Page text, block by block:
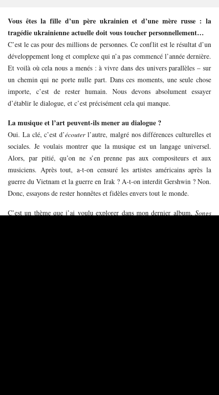
Vous êtes la fille d’un père ukrainien et d’une mère russe : la
tragédie ukrainienne actuelle doit vous toucher personnellement…
C’est le cas pour des millions de personnes. Ce conflit est le résultat d’un
développement long et complexe qui n’a pas commencé l’année dernière.
Et voilà où cela nous a menés : à vivre dans des univers parallèles – sur
un chemin qui ne porte nulle part. Dans ces moments, une seule chose
importe, c’est de rester humain. Nous devons absolument essayer
d’établir le dialogue, et c’est précisément cela qui manque.
La musique et l’art peuvent-ils mener au dialogue ?
Oui. La clé, c’est d’écouterl’autre, malgré nos différences culturelles et
sociales. Je voulais montrer que la musique est un langage universel.
Alors, par pitié, qu’on ne s’en prenne pas aux compositeurs et aux
musiciens. Après tout, a-t-on censuré les artistes américains après la
guerre du Vietnam et la guerre en Irak ? A-t-on interdit Gershwin ? Non.
Donc, essayons de rester honnêtes et fidèles envers tout le monde.
C’est un thème que j’ai voulu explorer dans mon dernier album, Songs